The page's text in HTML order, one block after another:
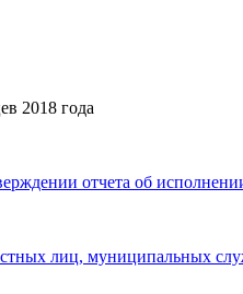
2018 года
отчета об
лиц, муниципальных